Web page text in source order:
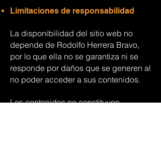
Limitaciones de responsabilidad
La disponibilidad del sitio web no
depende de Rodolfo Herrera Bravo,
por lo que ella no se garantiza ni se
responde por daños que se generen al
no poder acceder a sus contenidos.
Los contenidos no constituyen